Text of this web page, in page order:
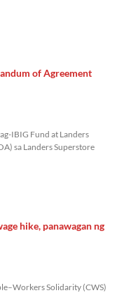
of Agreement
IBIG Fund at Landers
sa Landers Superstore
hike, panawagan ng
Solidarity (CWS)